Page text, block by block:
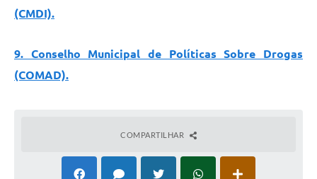
(CMDI).
9. Conselho Municipal de Políticas Sobre Drogas
(COMAD).
COMPARTILHAR